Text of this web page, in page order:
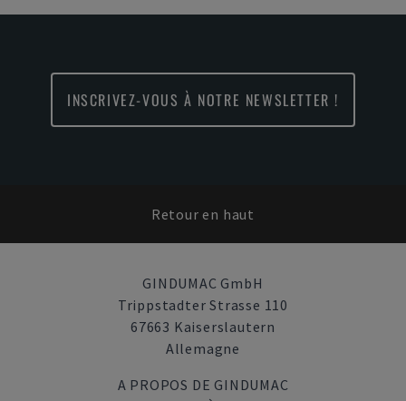
INSCRIVEZ-VOUS À NOTRE NEWSLETTER !
Retour en haut
GINDUMAC GmbH
Trippstadter Strasse 110
67663 Kaiserslautern
Allemagne
A PROPOS DE GINDUMAC